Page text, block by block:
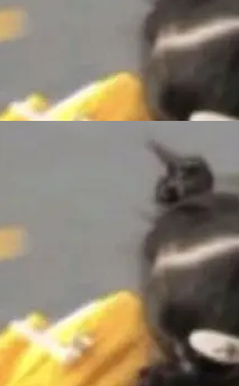
，Google
Op...(vf_frc
支持和直
加速器 AP
did 8T
+ 3T
连带着 #
微博热搜——
OpenCode
Go...
NetBSD 操
10.1
2、PINE
POSIX.1
。 compat
支持，包
消息队
智慧营销平
游戏行业开
游戏领域的
全周期经
再到联运与
向全球市场
技嘉X3D系
ELITE
的全新主板